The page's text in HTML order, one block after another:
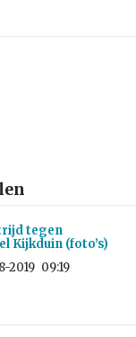
tegen
Kijkduin (foto’s)
2019 09:19